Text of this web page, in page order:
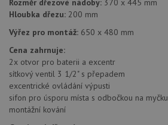
Rozměr dřezové nádoby: 370 x 445 mm
Hloubka dřezu: 200 mm
Výřez pro montáž: 650 x 480 mm
Cena zahrnuje:
2x otvor pro baterii a excentr
sítkový ventil 3 1/2" s přepadem
excentrické ovládání výpusti
sifon pro úsporu místa s odbočkou na myčku
montážní kování
CookieScriptConsent